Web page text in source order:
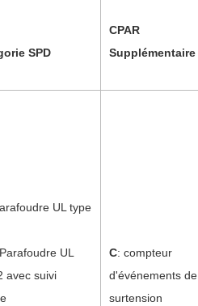
SPD
CPAR
Supplémentaire
UL type
UL
avec suivi
C: compteur
d'événements de
surtension